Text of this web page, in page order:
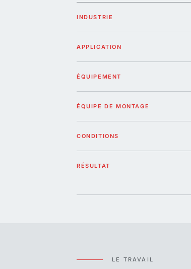
INDUSTRIE
APPLICATION
ÉQUIPEMENT
ÉQUIPE DE MONTAGE
CONDITIONS
RÉSULTAT
LE TRAVAIL